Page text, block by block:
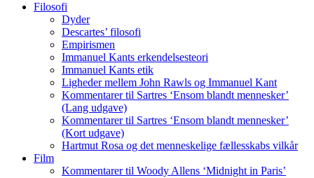
Filosofi
Dyder
Descartes’ filosofi
Empirismen
Immanuel Kants erkendelsesteori
Immanuel Kants etik
Ligheder mellem John Rawls og Immanuel Kant
Kommentarer til Sartres ‘Ensom blandt mennesker’
(Lang udgave)
Kommentarer til Sartres ‘Ensom blandt mennesker’
(Kort udgave)
Hartmut Rosa og det menneskelige fællesskabs vilkår
Film
Kommentarer til Woody Allens ‘Midnight in Paris’